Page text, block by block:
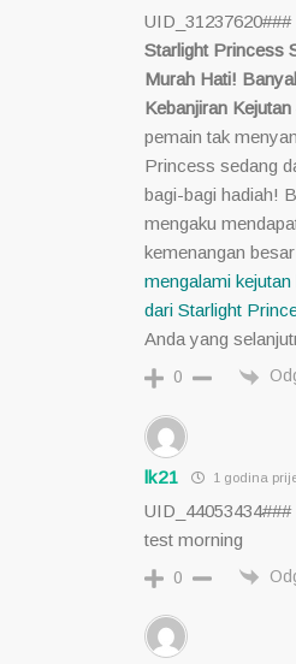
UID_31237620###
Starlight Princess
Murah Hati!
Kebanjiran Kejutan
pemain tak
Princess sedang
bagi-bagi hadiah!
mengaku
kemenangan
mengalami kejutan
dari Starlight
Anda yang
0
lk21 1 godina
UID_44053434###
test morning
0